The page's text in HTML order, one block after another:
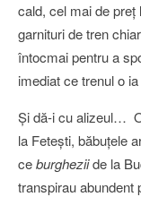
cald, cel mai de preţ
garnituri de tren
întocmai pentru a
imediat ce trenul o
Şi dă-i cu alizeul…
la Feteşti, băbuţele
ceburgheziide la
transpirau abundent